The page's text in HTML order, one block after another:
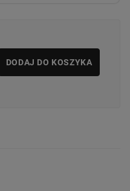
DODAJ DO KOSZYKA